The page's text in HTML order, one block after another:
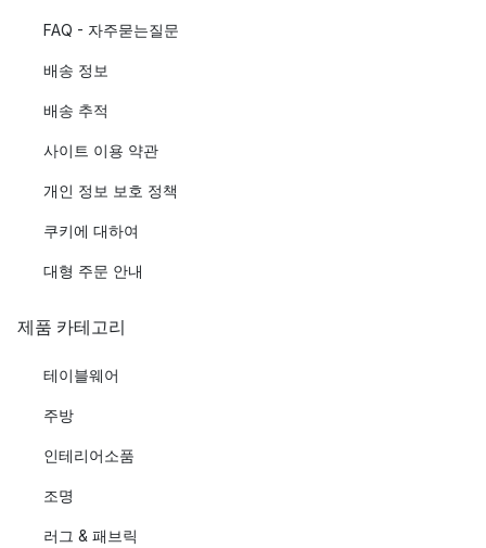
FAQ - 자주묻는질문
배송 정보
배송 추적
사이트 이용 약관
개인 정보 보호 정책
쿠키에 대하여
대형 주문 안내
제품 카테고리
테이블웨어
주방
인테리어소품
조명
러그 & 패브릭